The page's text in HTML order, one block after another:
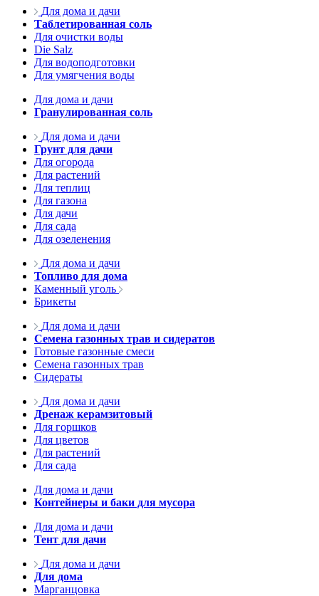
Для дома и дачи
Таблетированная соль
Для очистки воды
Die Salz
Для водоподготовки
Для умягчения воды
Для дома и дачи
Гранулированная соль
Для дома и дачи
Грунт для дачи
Для огорода
Для растений
Для теплиц
Для газона
Для дачи
Для сада
Для озеленения
Для дома и дачи
Топливо для дома
Каменный уголь
Брикеты
Для дома и дачи
Семена газонных трав и сидератов
Готовые газонные смеси
Семена газонных трав
Сидераты
Для дома и дачи
Дренаж керамзитовый
Для горшков
Для цветов
Для растений
Для сада
Для дома и дачи
Контейнеры и баки для мусора
Для дома и дачи
Тент для дачи
Для дома и дачи
Для дома
Марганцовка